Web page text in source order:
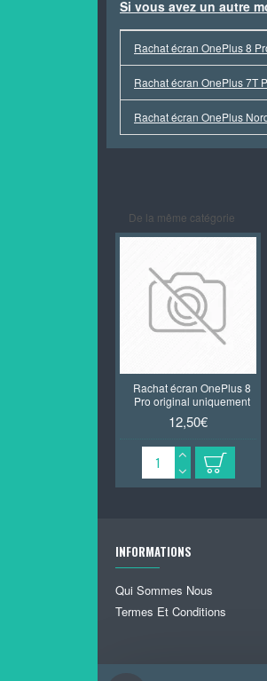
Si vous avez un autre
Rachat écran OnePlus 8
Rachat écran OnePlus 7T
Rachat écran OnePlus
De la même catégorie
Rachat écran OnePlus 8
Pro original uniquement
12,50€
INFORMATIONS
Qui Sommes Nous
Termes Et Conditions